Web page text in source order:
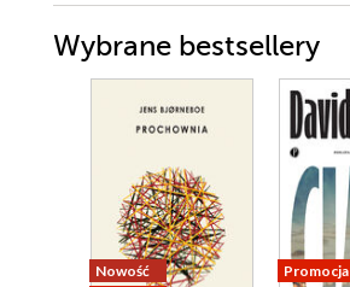
Wybrane bestsellery
Nowość
Promocja